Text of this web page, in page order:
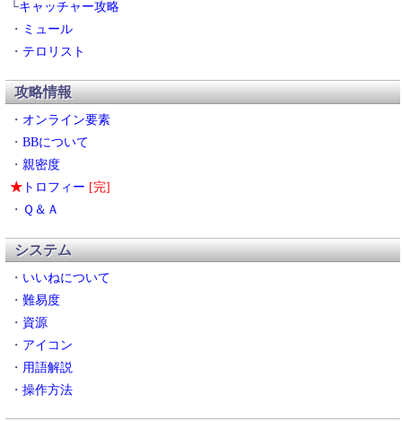
└キャッチャー攻略
・ ミュール
・ テロリスト
攻略情報
・ オンライン要素
・ BBについて
・ 親密度
★ トロフィー [完]
・ Ｑ＆Ａ
システム
・ いいねについて
・ 難易度
・ 資源
・ アイコン
・ 用語解説
・ 操作方法